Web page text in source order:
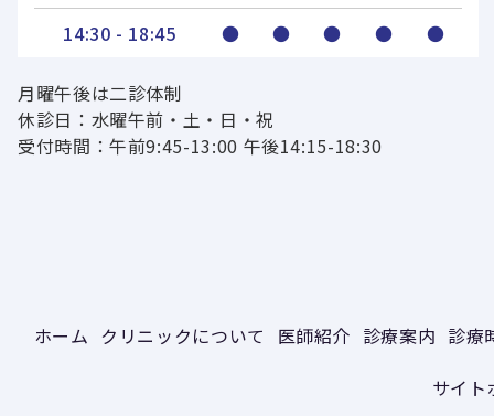
14:30 - 18:45
● ● ● ● ●
月曜午後は二診体制
休診日：水曜午前・土・日・祝
受付時間：午前9:45-13:00 午後14:15-18:30
ホーム クリニックについて 医師紹介 診療案内 診療
サイト